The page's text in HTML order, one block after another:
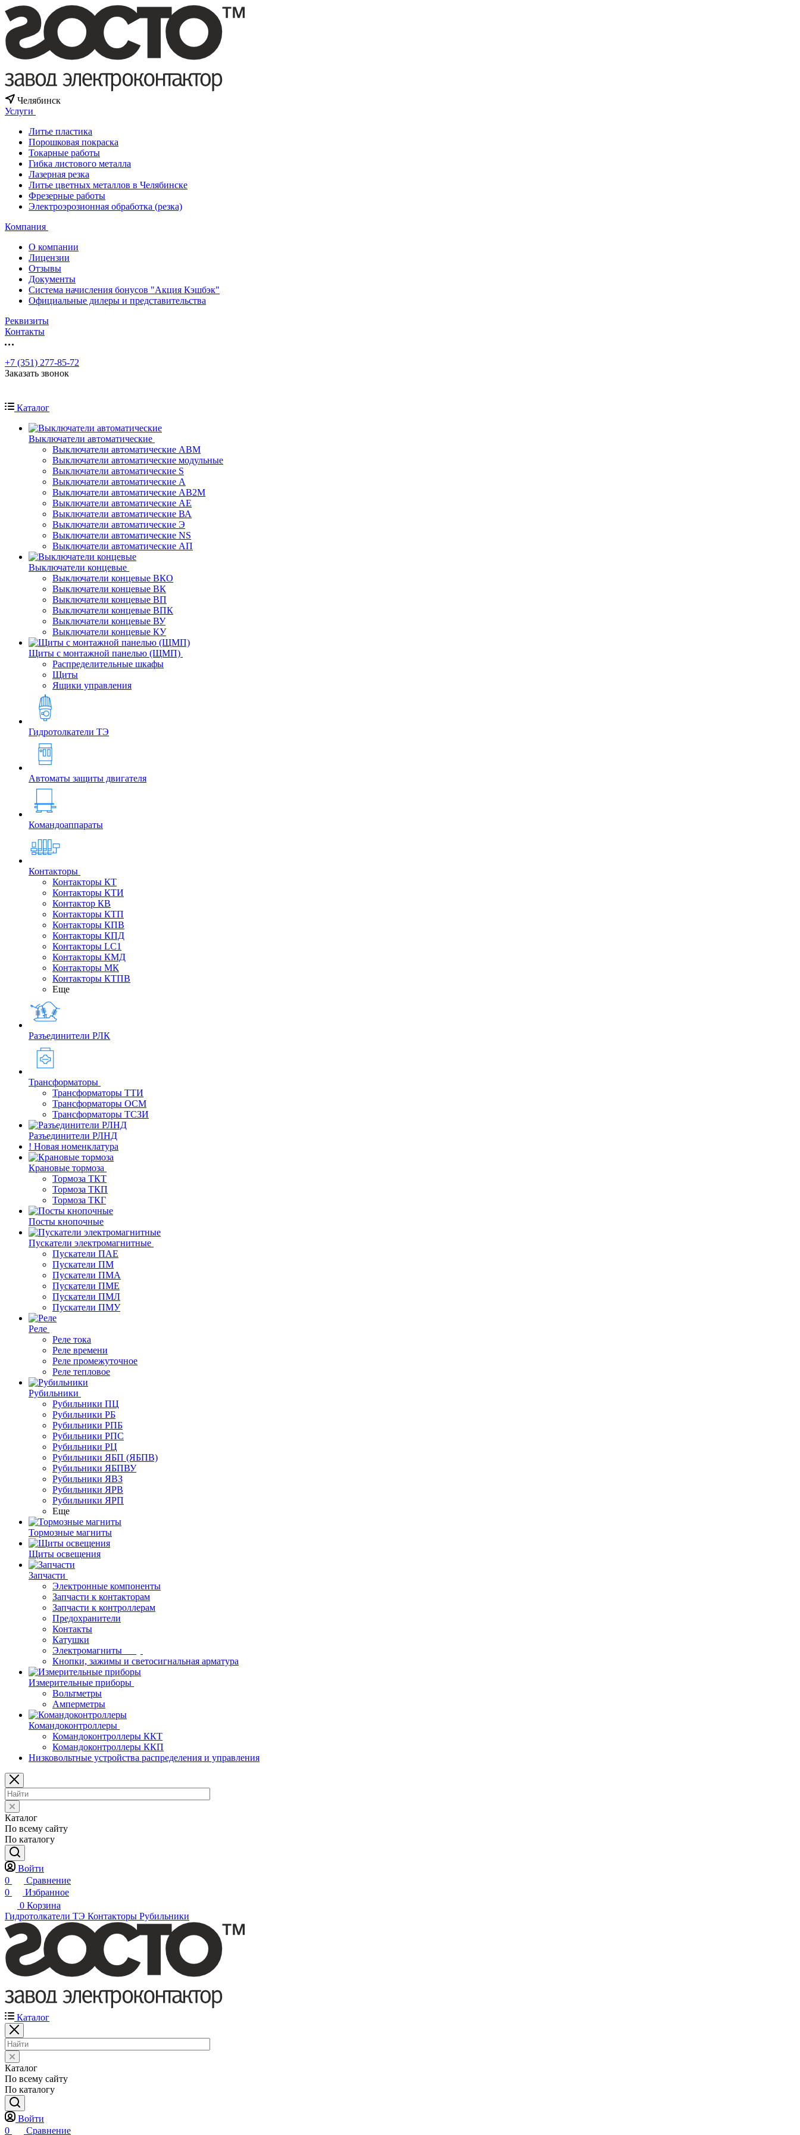
Челябинск
Услуги
Литье пластика
Порошковая покраска
Токарные работы
Гибка листового металла
Лазерная резка
Литье цветных металлов в Челябинске
Фрезерные работы
Электроэрозионная обработка (резка)
Компания
О компании
Лицензии
Отзывы
Документы
Система начисления бонусов "Акция Кэшбэк"
Официальные дилеры и представительства
Реквизиты
Контакты
+7 (351) 277-85-72
Заказать звонок
Каталог
Выключатели автоматические
Выключатели автоматические АВМ
Выключатели автоматические модульные
Выключатели автоматические S
Выключатели автоматические А
Выключатели автоматические АВ2М
Выключатели автоматические АЕ
Выключатели автоматические ВА
Выключатели автоматические Э
Выключатели автоматические NS
Выключатели автоматические АП
Выключатели концевые
Выключатели концевые ВКО
Выключатели концевые ВК
Выключатели концевые ВП
Выключатели концевые ВПК
Выключатели концевые ВУ
Выключатели концевые КУ
Щиты с монтажной панелью (ЩМП)
Распределительные шкафы
Щиты
Ящики управления
Гидротолкатели ТЭ
Автоматы защиты двигателя
Командоаппараты
Контакторы
Контакторы КТ
Контакторы КТИ
Контактор КВ
Контакторы КТП
Контакторы КПВ
Контакторы КПД
Контакторы LC1
Контакторы КМД
Контакторы МК
Контакторы КТПВ
Еще
Разъединители РЛК
Трансформаторы
Трансформаторы ТТИ
Трансформаторы ОСМ
Трансформаторы ТСЗИ
Разъединители РЛНД
! Новая номенклатура
Крановые тормоза
Тормоза ТКТ
Тормоза ТКП
Тормоза ТКГ
Посты кнопочные
Пускатели электромагнитные
Пускатели ПАЕ
Пускатели ПМ
Пускатели ПМА
Пускатели ПМЕ
Пускатели ПМЛ
Пускатели ПМУ
Реле
Реле тока
Реле времени
Реле промежуточное
Реле тепловое
Рубильники
Рубильники ПЦ
Рубильники РБ
Рубильники РПБ
Рубильники РПС
Рубильники РЦ
Рубильники ЯБП (ЯБПВ)
Рубильники ЯБПВУ
Рубильники ЯВЗ
Рубильники ЯРВ
Рубильники ЯРП
Еще
Тормозные магниты
Щиты освещения
Запчасти
Электронные компоненты
Запчасти к контакторам
Запчасти к контроллерам
Предохранители
Контакты
Катушки
Электромагниты
Кнопки, зажимы и светосигнальная арматура
Измерительные приборы
Вольтметры
Амперметры
Командоконтроллеры
Командоконтроллеры ККТ
Командоконтроллеры ККП
Низковольтные устройства распределения и управления
Каталог
По всему сайту
По каталогу
Войти
0
Сравнение
0
Избранное
0 Корзина
Гидротолкатели ТЭ Контакторы Рубильники
Каталог
Каталог
По всему сайту
По каталогу
Войти
0
Сравнение